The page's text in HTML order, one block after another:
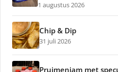
1 augustus 2026
Chip & Dip
31 juli 2026
Pruimenjam met